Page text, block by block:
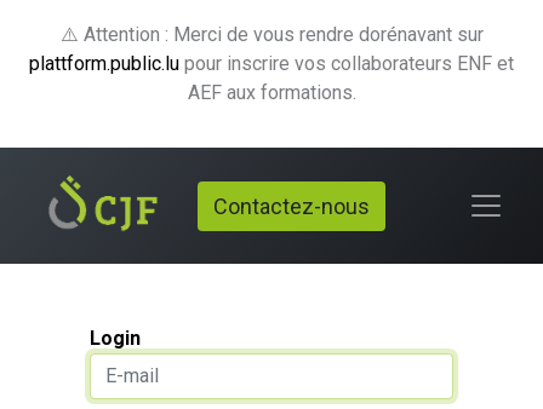
⚠️ Attention : Merci de vous rendre dorénavant sur
plattform.public.lu pour inscrire vos collaborateurs ENF et
AEF aux formations.
Contactez-nous
Login